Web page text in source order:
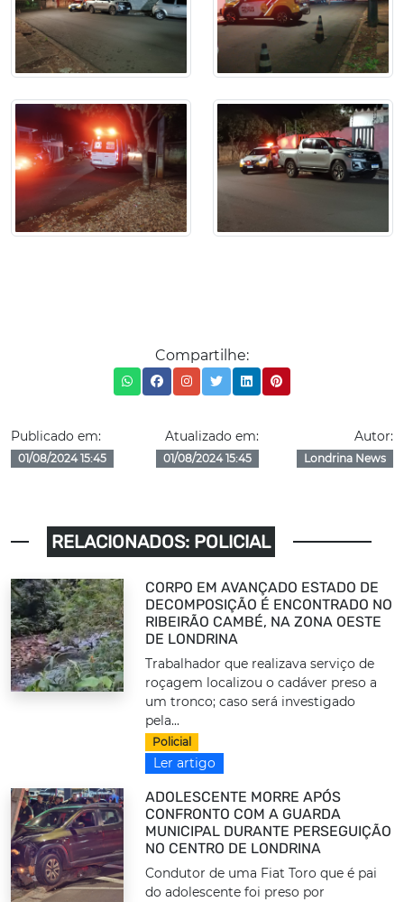
Compartilhe:
Publicado em:
01/08/2024 15:45
Atualizado em:
01/08/2024 15:45
Autor:
Londrina News
RELACIONADOS: POLICIAL
CORPO EM AVANÇADO ESTADO DE
DECOMPOSIÇÃO É ENCONTRADO NO
RIBEIRÃO CAMBÉ, NA ZONA OESTE
DE LONDRINA
Trabalhador que realizava serviço de
roçagem localizou o cadáver preso a
um tronco; caso será investigado
pela...
Policial
Ler artigo
ADOLESCENTE MORRE APÓS
CONFRONTO COM A GUARDA
MUNICIPAL DURANTE PERSEGUIÇÃO
NO CENTRO DE LONDRINA
Condutor de uma Fiat Toro que é pai
do adolescente foi preso por